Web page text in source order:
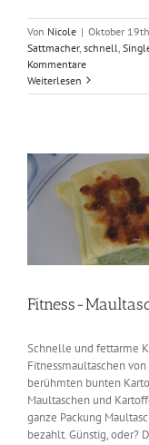
Von Nicole | Oktober
Sattmacher, schnell
Kommentare
Weiterlesen
Fitness-
Schnelle und fettarme
Fitnessmaultaschen
berühmten bunten
Maultaschen und
ganze Packung
bezahlt. Günstig,